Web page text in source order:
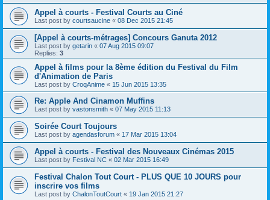
Appel à courts - Festival Courts au Ciné
Last post by courtsaucine « 08 Dec 2015 21:45
[Appel à courts-métrages] Concours Ganuta 2012
Last post by getarin « 07 Aug 2015 09:07
Replies: 3
Appel à films pour la 8ème édition du Festival du Film
d'Animation de Paris
Last post by CroqAnime « 15 Jun 2015 13:35
Re: Apple And Cinamon Muffins
Last post by vastonsmith « 07 May 2015 11:13
Soirée Court Toujours
Last post by agendasforum « 17 Mar 2015 13:04
Appel à courts - Festival des Nouveaux Cinémas 2015
Last post by Festival NC « 02 Mar 2015 16:49
Festival Chalon Tout Court - PLUS QUE 10 JOURS pour
inscrire vos films
Last post by ChalonToutCourt « 19 Jan 2015 21:27